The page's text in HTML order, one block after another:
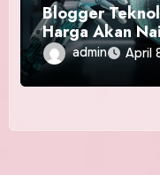
Blogger
Harga Akan
admin April